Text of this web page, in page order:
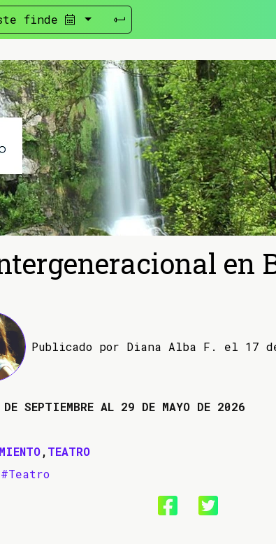
finde
en
Publicado por Diana Alba F. el 17
SEPTIEMBRE AL 29 DE MAYO DE 2026
,TEATRO
#Teatro